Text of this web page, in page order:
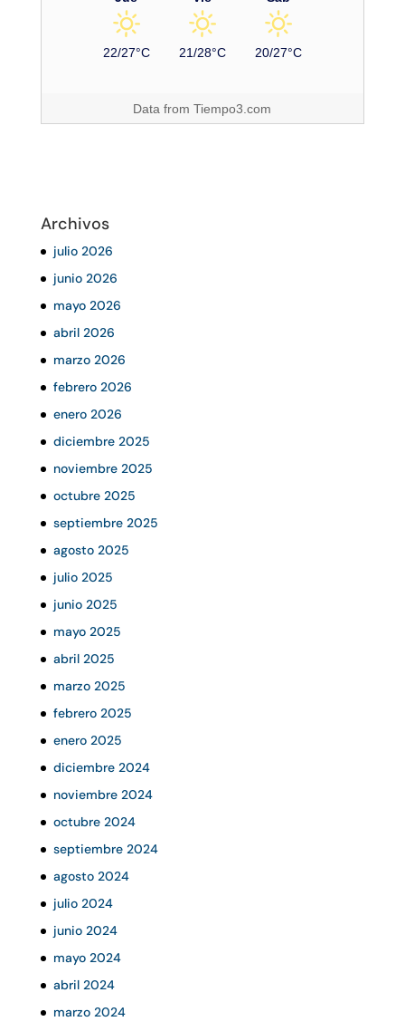
22/27°C 21/28°C 20/27°C
Data fromTiempo3.com
Archivos
julio 2026
junio 2026
mayo 2026
abril 2026
marzo 2026
febrero 2026
enero 2026
diciembre 2025
noviembre 2025
octubre 2025
septiembre 2025
agosto 2025
julio 2025
junio 2025
mayo 2025
abril 2025
marzo 2025
febrero 2025
enero 2025
diciembre 2024
noviembre 2024
octubre 2024
septiembre 2024
agosto 2024
julio 2024
junio 2024
mayo 2024
abril 2024
marzo 2024